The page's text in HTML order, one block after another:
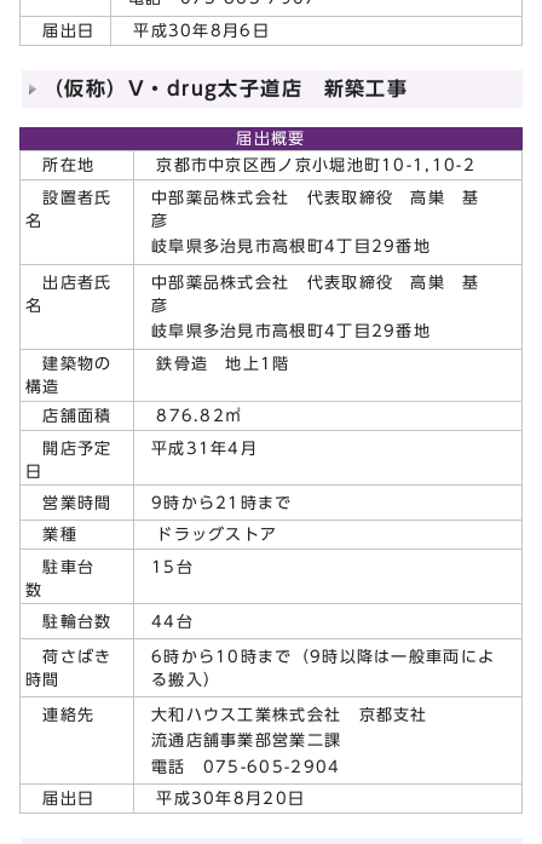
届出日 平成30年8月6日
（仮称）V・drug太子道店 新築工事
届出概要
所在地
京都市中京区西ノ京小堀池町10-1,10-2
設置者氏
名
中部薬品株式会社 代表取締役 高巣 基
彦
岐阜県多治見市高根町4丁目29番地
出店者氏
名
中部薬品株式会社 代表取締役 高巣 基
彦
岐阜県多治見市高根町4丁目29番地
建築物の
構造
鉄骨造 地上1階
店舗面積 876.82㎡
開店予定
日
平成31年4月
営業時間 9時から21時まで
業種 ドラッグストア
駐車台
数
15台
駐輪台数 44台
荷さばき
時間
6時から10時まで（9時以降は一般車両によ
る搬入）
連絡先
大和ハウス工業株式会社 京都支社
流通店舗事業部営業二課
電話 075-605-2904
届出日 平成30年8月20日